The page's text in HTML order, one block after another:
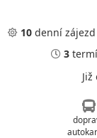
10 denní zájezd
3